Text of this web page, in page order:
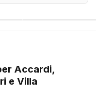
Accardi,
e Villa